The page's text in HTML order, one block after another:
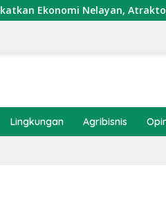
Ekonomi Nelayan, Atraktor
Lingkungan Agribisnis